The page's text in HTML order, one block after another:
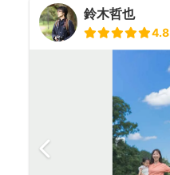
鈴木哲也
4.8